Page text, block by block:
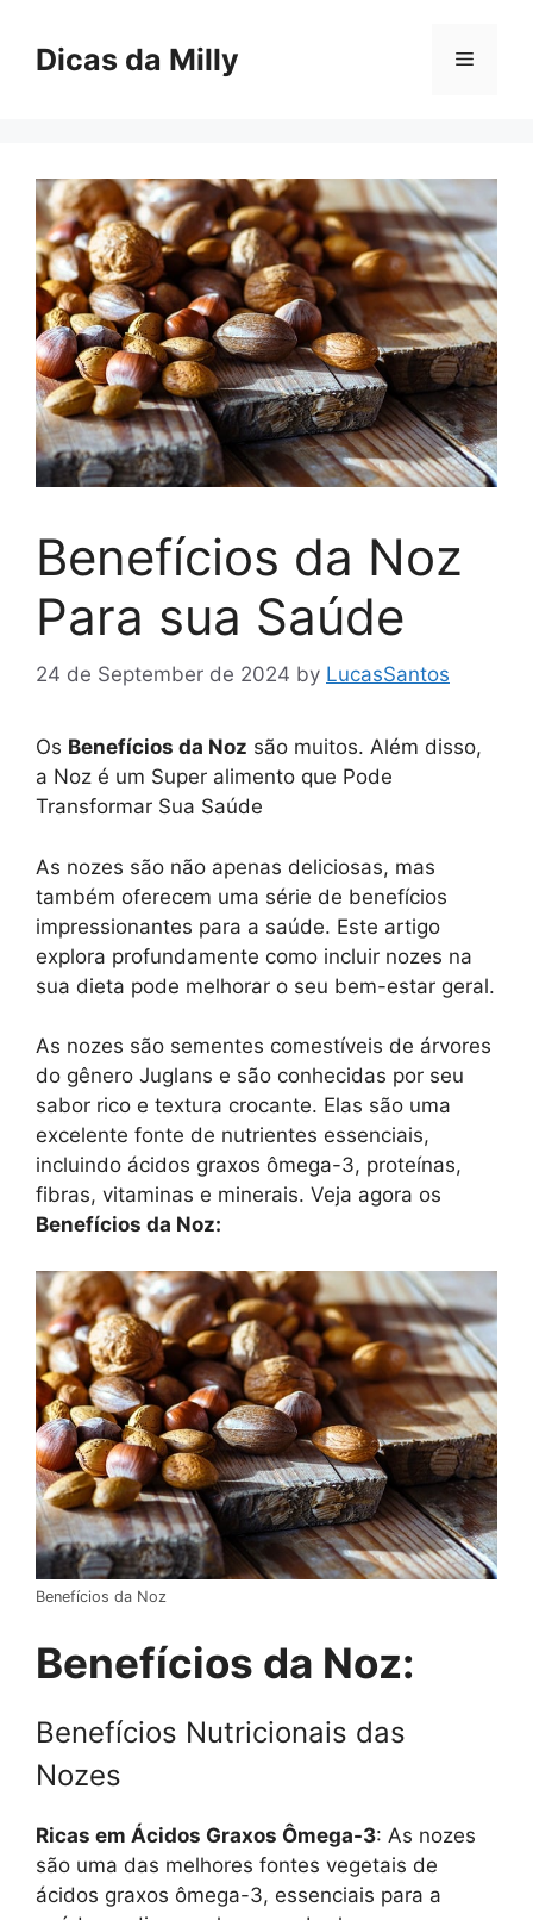
contentDicas da Milly Menu
Benefícios da Noz
Para sua Saúde
24 de September de 2024 by LucasSantos
Os Benefícios da Noz são muitos. Além disso,
a Noz é um Super alimento que Pode
Transformar Sua Saúde
As nozes são não apenas deliciosas, mas
também oferecem uma série de benefícios
impressionantes para a saúde. Este artigo
explora profundamente como incluir nozes na
sua dieta pode melhorar o seu bem-estar geral.
As nozes são sementes comestíveis de árvores
do gênero Juglans e são conhecidas por seu
sabor rico e textura crocante. Elas são uma
excelente fonte de nutrientes essenciais,
incluindo ácidos graxos ômega-3, proteínas,
fibras, vitaminas e minerais. Veja agora os
Benefícios da Noz:
Benefícios da Noz
Benefícios da Noz:
Benefícios Nutricionais das
Nozes
Ricas em Ácidos Graxos Ômega-3: As nozes
são uma das melhores fontes vegetais de
ácidos graxos ômega-3, essenciais para a